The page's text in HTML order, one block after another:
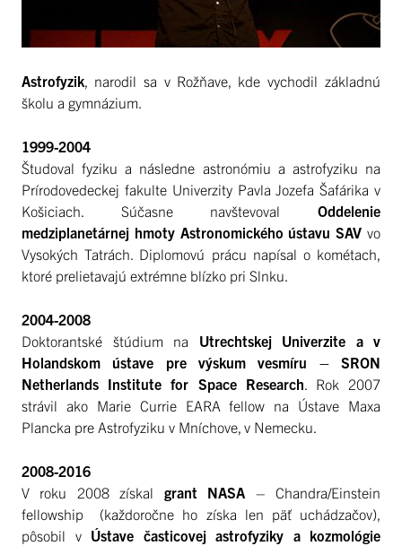
Astrofyzik , narodil sa v Rožňave, kde vychodil základnú
školu a gymnázium.
1999-2004
Študoval fyziku a následne astronómiu a astrofyziku na
Prírodovedeckej fakulte Univerzity Pavla Jozefa Šafárika v
Košiciach. Súčasne navštevoval Oddelenie
medziplanetárnej hmoty Astronomického ústavu SAV vo
Vysokých Tatrách. Diplomovú prácu napísal o kométach,
ktoré prelietavajú extrémne blízko pri Slnku.
2004-2008
Doktorantské štúdium na Utrechtskej Univerzite a v
Holandskom ústave pre výskum vesmíru – SRON
Netherlands Institute for Space Research . Rok 2007
strávil ako Marie Currie EARA fellow na Ústave Maxa
Plancka pre Astrofyziku v Mníchove, v Nemecku.
2008-2016
V roku 2008 získal grant NASA – Chandra/Einstein
fellowship (každoročne ho získa len päť uchádzačov),
pôsobil v Ústave časticovej astrofyziky a kozmológie